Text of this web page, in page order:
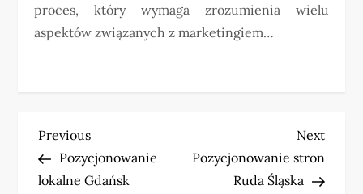
proces, który wymaga zrozumienia wielu
aspektów związanych z marketingiem…
N
a
Previous
Post
Previous
Pozycjonowanie
lokalne Gdańsk
Next
Post
Next
Pozycjonowanie stron
Ruda Śląska